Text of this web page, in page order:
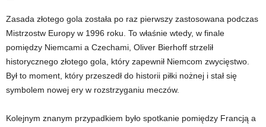
Zasada złotego gola została po raz pierwszy zastosowana podczas
Mistrzostw Europy w 1996 roku. To właśnie wtedy, w finale
pomiędzy Niemcami a Czechami, Oliver Bierhoff strzelił
historycznego złotego gola, który zapewnił Niemcom zwycięstwo.
Był to moment, który przeszedł do historii piłki nożnej i stał się
symbolem nowej ery w rozstrzyganiu meczów.
Kolejnym znanym przypadkiem było spotkanie pomiędzy Francją a